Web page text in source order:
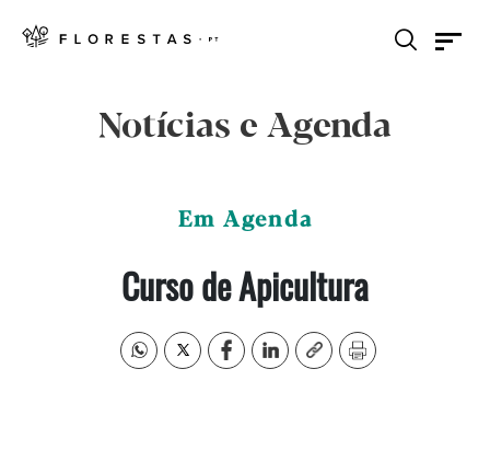
Notícias e Agenda
Em Agenda
Curso de Apicultura